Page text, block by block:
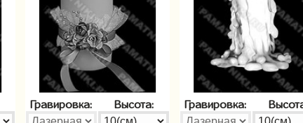
Гравировка: Высота: Гравировка: